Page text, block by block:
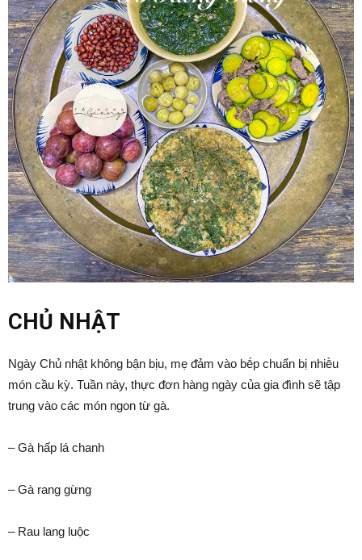
CHỦ NHẬT
Ngày Chủ nhật khȏng bận bịu, mẹ ᵭảm vào bḗp chuẩn bị nhiḕu
món cầu kỳ. Tuần này, thực ᵭơn hàng ngày của gia ᵭình sẽ tập
trung vào các món ngon từ gà.
– Gà hấp lá chanh
– Gà rang gừng
– Rau lang luộc